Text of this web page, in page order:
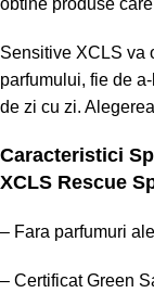
obtine produse
Sensitive XCLS va
parfumului, fie de
de zi cu zi.
Caracteristici
XCLS Rescue
– Fara parfumuri
– Certificat Green